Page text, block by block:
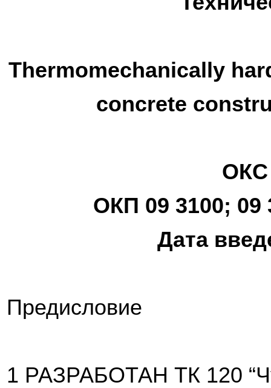
Thermomechanically
concrete
ОКС
ОКП 09 3100; 09
Дата
Предисловие
1 РАЗРАБОТАН ТК 120